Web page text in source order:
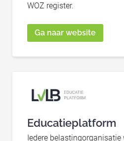
WOZ register.
Ga naar website
Educatieplatform
Iedere belastingorganisatie